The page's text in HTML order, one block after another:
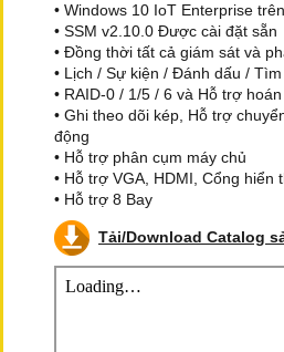
• Windows 10 IoT Enterprise
• SSM v2.10.0 Được cài đặt sẵn
• Đồng thời tất cả giám sát và
• Lịch / Sự kiện / Đánh dấu /
• RAID-0 / 1/5 / 6 và Hỗ trợ
• Ghi theo dõi kép, Hỗ trợ
động
• Hỗ trợ phân cụm máy chủ
• Hỗ trợ VGA, HDMI, Cổng hiển
• Hỗ trợ 8 Bay
Tải/Download Catalog